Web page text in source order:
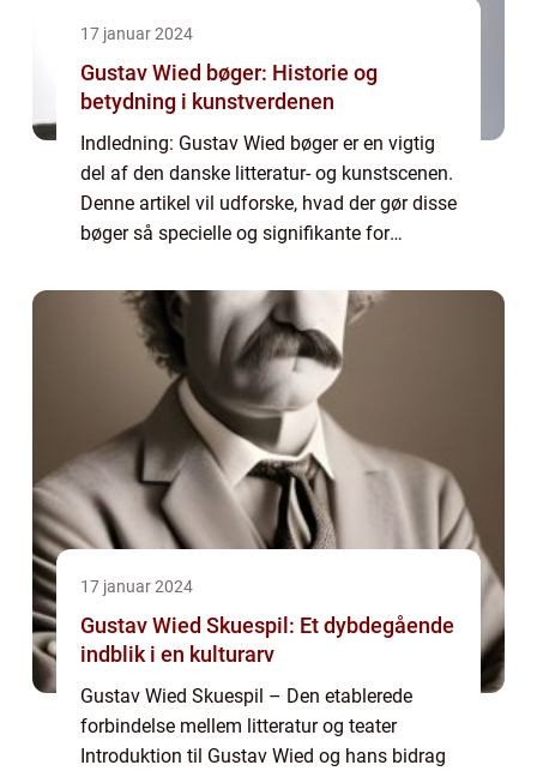
17 januar 2024
Gustav Wied bøger: Historie og
betydning i kunstverdenen
Indledning: Gustav Wied bøger er en vigtig
del af den danske litteratur- og kunstscenen.
Denne artikel vil udforske, hvad der gør disse
bøger så specielle og signifikante for
deres historie, udvikling over ...
17 januar 2024
Gustav Wied Skuespil: Et dybdegående
indblik i en kulturarv
Gustav Wied Skuespil – Den etablerede
forbindelse mellem litteratur og teater
Introduktion til Gustav Wied og hans bidrag